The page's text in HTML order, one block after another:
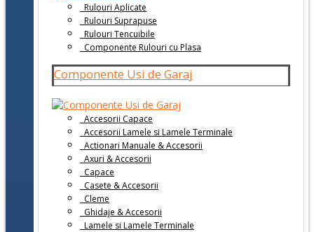
Rulouri Aplicate
Rulouri Suprapuse
Rulouri Tencuibile
Componente Rulouri cu Plasa
Componente Usi de Garaj
Accesorii Capace
Accesorii Lamele si Lamele Terminale
Actionari Manuale & Accesorii
Axuri & Accesorii
Capace
Casete & Accesorii
Cleme
Ghidaje & Accesorii
Lamele si Lamele Terminale